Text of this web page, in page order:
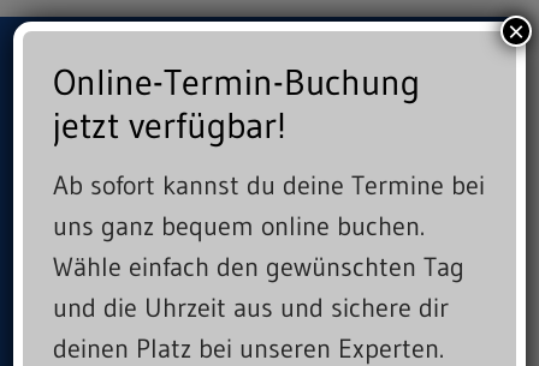
Archive
Keine Archive zum Anzeigen.
Kategorien
Keine Kategorien
Online-Termin-Buchung
jetzt verfügbar!
Ab sofort kannst du deine Termine bei
uns ganz bequem online buchen.
Wähle einfach den gewünschten Tag
und die Uhrzeit aus und sichere dir
deinen Platz bei unseren Experten.
×